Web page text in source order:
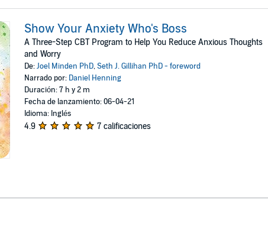
Show Your Anxiety Who's Boss
A Three-Step CBT Program to Help You Reduce Anxious Thoughts
and Worry
De:Joel Minden PhD,Seth J. Gillihan PhD - foreword
Narrado por: Daniel Henning
Duración: 7 h y 2 m
Fecha de lanzamiento: 06-04-21
Idioma: Inglés
4.9 7 calificaciones